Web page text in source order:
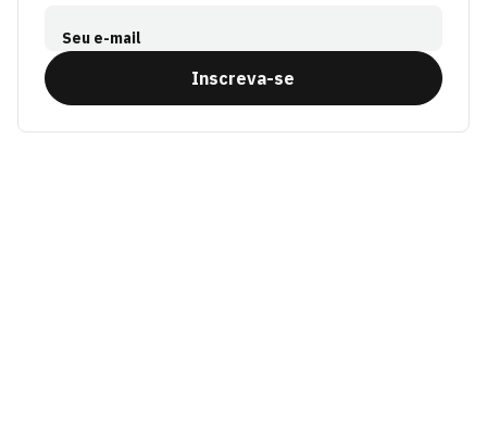
Seu e-mail
Inscreva-se